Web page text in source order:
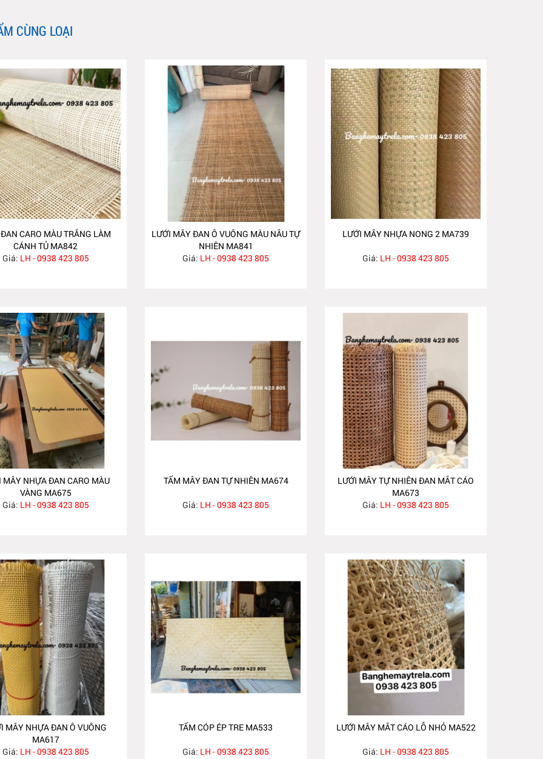
CÙNG LOẠI
CARO MÀU TRẮNG LÀM
CÁNH TỦ MA842
Giá: LH - 0938 423 805
LƯỚI MÂY ĐAN Ô VUÔNG MÀU NÂU TỰ
NHIÊN MA841
Giá: LH - 0938 423 805
LƯỚI MÂY NHỰA NONG 2 MA739
Giá: LH - 0938 423 805
MÂY NHỰA ĐAN CARO MÀU
VÀNG MA675
Giá: LH - 0938 423 805
TẤM MÂY ĐAN TỰ NHIÊN MA674
Giá: LH - 0938 423 805
LƯỚI MÂY TỰ NHIÊN ĐAN MẮT CÁO
MA673
Giá: LH - 0938 423 805
MÂY NHỰA ĐAN Ô VUÔNG
MA617
Giá: LH - 0938 423 805
TẤM CÓP ÉP TRE MA533
Giá: LH - 0938 423 805
LƯỚI MÂY MẮT CÁO LỖ NHỎ MA522
Giá: LH - 0938 423 805